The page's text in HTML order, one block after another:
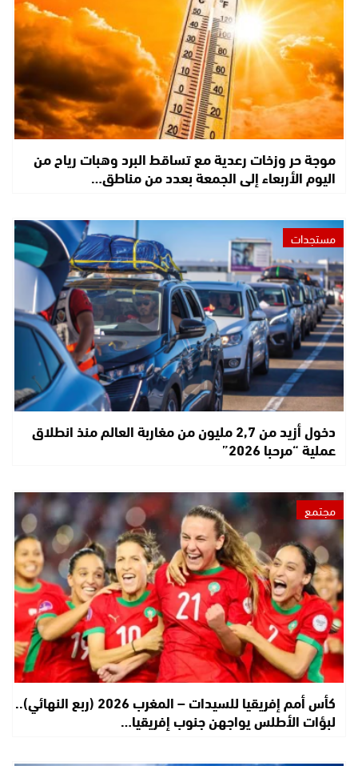
موجة حر وزخات رعدية مع تساقط البرد وهبات رياح من
اليوم الأربعاء إلى الجمعة بعدد من مناطق…
مستجدات
دخول أزيد من 2,7 مليون من مغاربة العالم منذ انطلاق
عملية “مرحبا 2026”
مجتمع
كأس أمم إفريقيا للسيدات – المغرب 2026 (ربع النهائي)..
لبؤات الأطلس يواجهن جنوب إفريقيا…